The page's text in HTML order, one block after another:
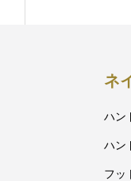
ネ
ハン
ハン
フッ